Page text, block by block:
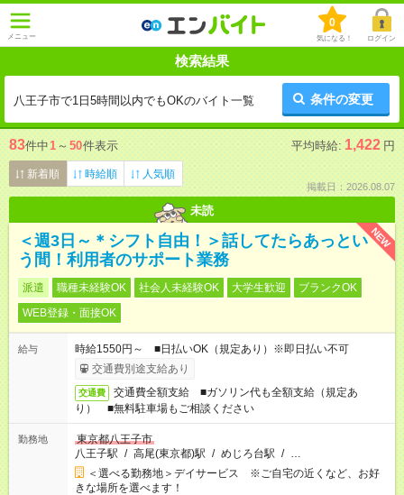
メニュー
0
気になる！ ログイン
検索結果
八王子市で1日5時間以内でもOKのバイト一覧 条件の変更
83件中1 ～ 50件表示 平均時給: 1,422 円
新着順 時給順 人気順
掲載日：2026.08.07
未読
NEW
＜週3日～＊シフト自由！＞話してたらあっとい
う間！利用者のサポート業務
派遣 職種未経験OK 社会人未経験OK 大学生歓迎
ブランクOK
WEB登録・面接OK
給与
時給1550円～ ■日払いOK（規定あり）※即日払い不可
交通費別途支給あり
交通費
交通費全額支給 ■ガソリン代も全額支給（規定あ
り） ■無料駐車場もご相談ください
勤務地
東京都八王子市
八王子駅 / 高尾(東京都)駅 / めじろ台駅 / …
＜選べる勤務地＞デイサービス ※ご自宅の近くなど、お好
きな場所を選べます！